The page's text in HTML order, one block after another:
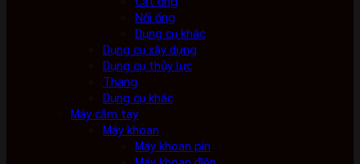
Nối ống
Dụng cụ khác
Dụng cụ xây dựng
Dụng cụ thủy lực
Thang
Dụng cụ khác
Máy cầm tay
Máy khoan
Máy khoan pin